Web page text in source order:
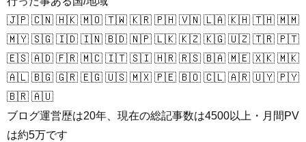
🇯🇵 🇨🇳 🇭🇰 🇲🇴 🇹🇼 🇰🇷 🇵🇭 🇻🇳 🇱🇦 🇰🇭 🇹🇭 🇲🇲
🇲🇾 🇸🇬 🇮🇩 🇮🇳 🇧🇩 🇳🇵 🇱🇰 🇰🇿 🇰🇬 🇺🇿 🇹🇷 🇵🇹
🇪🇸 🇦🇩 🇫🇷 🇲🇨 🇮🇹 🇸🇮 🇭🇷 🇷🇸 🇧🇦 🇲🇪 🇽🇰 🇲🇰
🇦🇱 🇧🇬 🇬🇷 🇪🇬 🇺🇸 🇲🇽 🇵🇪 🇧🇴 🇨🇱 🇦🇷 🇺🇾 🇵🇾
🇧🇷 🇦🇺
ブログ運営歴は20年、現在の総記事数は4500以上・月間PV
は約5万です